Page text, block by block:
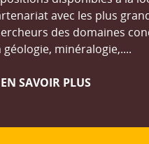
avec les plus
des domaines
géologie, minéralogie,....
EN SAVOIR PLUS